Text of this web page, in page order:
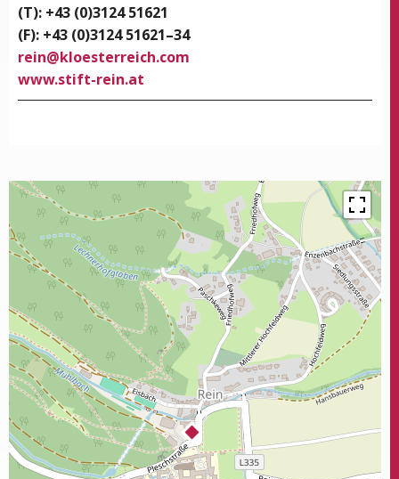
(T): +43 (0)3124 51621
(F): +43 (0)3124 51621–34
rein@kloesterreich.com
www.stift-rein.at